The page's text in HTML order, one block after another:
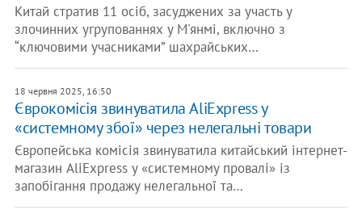
Китай стратив 11 осіб, засуджених за участь у
злочинних угрупованнях у М'янмі, включно з
“ключовими учасниками” шахрайських…
18 червня 2025, 16:50
Єврокомісія звинуватила AliExpress у
«системному збої» через нелегальні товари
Європейська комісія звинуватила китайський інтернет-
магазин AliExpress у «системному провалі» із
запобігання продажу нелегальної та…